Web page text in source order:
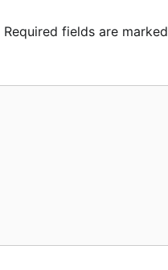
Required fields are marked